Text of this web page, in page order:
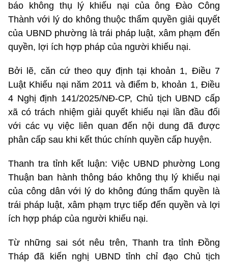
báo không thụ lý khiếu nại của ông Đào Công
Thành với lý do không thuộc thẩm quyền giải quyết
của UBND phường là trái pháp luật, xâm phạm đến
quyền, lợi ích hợp pháp của người khiếu nại.
Bởi lẽ, căn cứ theo quy định tại khoản 1, Điều 7
Luật Khiếu nại năm 2011 và điểm b, khoản 1, Điều
4 Nghị định 141/2025/NĐ-CP, Chủ tịch UBND cấp
xã có trách nhiệm giải quyết khiếu nại lần đầu đối
với các vụ việc liên quan đến nội dung đã được
phân cấp sau khi kết thúc chính quyền cấp huyện.
Thanh tra tỉnh kết luận: Việc UBND phường Long
Thuận ban hành thông báo không thụ lý khiếu nại
của công dân với lý do không đúng thẩm quyền là
trái pháp luật, xâm phạm trực tiếp đến quyền và lợi
ích hợp pháp của người khiếu nại.
Từ những sai sót nêu trên, Thanh tra tỉnh Đồng
Tháp đã kiến nghị UBND tỉnh chỉ đạo Chủ tịch